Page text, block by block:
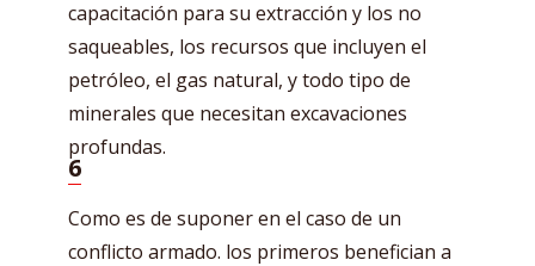
capacitación para su extracción y los no
saqueables, los recursos que incluyen el
petróleo, el gas natural, y todo tipo de
minerales que necesitan excavaciones
profundas.
6
Como es de suponer en el caso de un
conflicto armado. los primeros benefician a